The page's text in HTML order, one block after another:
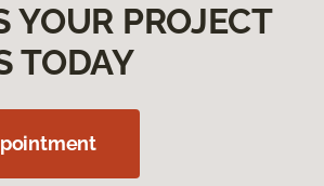
YOUR PROJECT
TODAY